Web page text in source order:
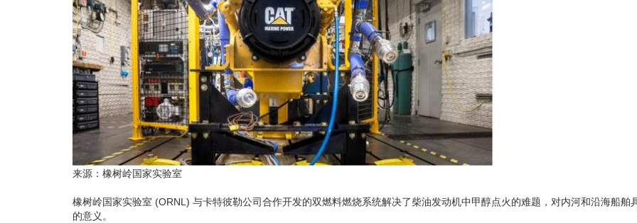
来源：橡树岭国家实验室
橡树岭国家实验室 (ORNL) 与卡特彼勒公司合作开发的双燃料燃烧系统解决了柴油发动机中甲醇点火的难题，对内河和沿海船舶
的意义。